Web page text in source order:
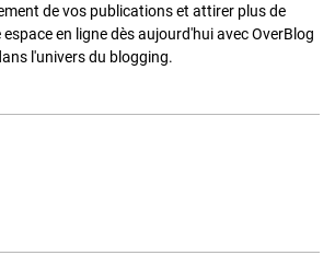
de vos publications et attirer plus de
en ligne dès aujourd'hui avec OverBlog
l'univers du blogging.